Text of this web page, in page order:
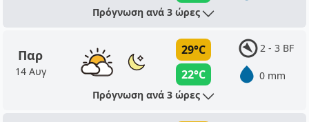
Πρόγνωση ανά 3 ώρες
Παρ
14 Αυγ
29°C
22°C
2 - 3 BF
0 mm
Πρόγνωση ανά 3 ώρες